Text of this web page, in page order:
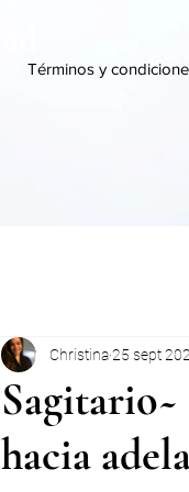
Términos y
Sagitario~
hacia
Christina25 sept